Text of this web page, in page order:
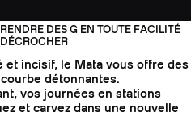
DES G EN TOUTE FACILITÉ
et incisif, le Mata vous offre des
détonnantes.
vos journées en stations
et carvez dans une nouvelle